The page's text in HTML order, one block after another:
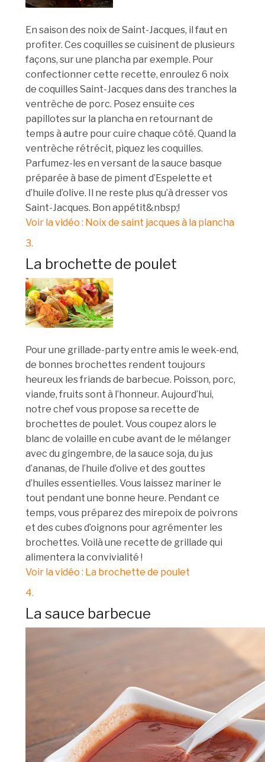
En saison des noix de Saint-Jacques, il faut en
profiter. Ces coquilles se cuisinent de plusieurs
façons, sur une plancha par exemple. Pour
confectionner cette recette, enroulez 6 noix
de coquilles Saint-Jacques dans des tranches la
ventrèche de porc. Posez ensuite ces
papillotes sur la plancha en retournant de
temps à autre pour cuire chaque côté. Quand la
ventrèche rétrécit, piquez les coquilles.
Parfumez-les en versant de la sauce basque
préparée à base de piment d’Espelette et
d’huile d’olive. Il ne reste plus qu’à dresser vos
Saint-Jacques. Bon appétit&nbsp;!
Voir la vidéo : Noix de saint jacques à la plancha
3.
La brochette de poulet
Pour une grillade-party entre amis le week-end,
de bonnes brochettes rendent toujours
heureux les friands de barbecue. Poisson, porc,
viande, fruits sont à l’honneur. Aujourd’hui,
notre chef vous propose sa recette de
brochettes de poulet. Vous coupez alors le
blanc de volaille en cube avant de le mélanger
avec du gingembre, de la sauce soja, du jus
d’ananas, de l’huile d’olive et des gouttes
d’huiles essentielles. Vous laissez mariner le
tout pendant une bonne heure. Pendant ce
temps, vous préparez des mirepoix de poivrons
et des cubes d’oignons pour agrémenter les
brochettes. Voilà une recette de grillade qui
alimentera la convivialité !
Voir la vidéo : La brochette de poulet
4.
La sauce barbecue